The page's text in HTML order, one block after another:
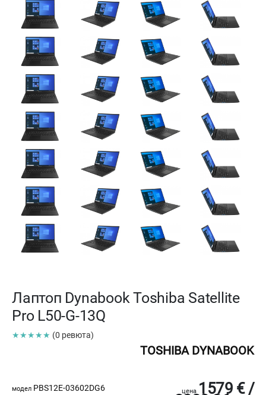
Лаптоп Dynabook Toshiba Satellite
Pro L50-G-13Q
★★★★★ (0 ревюта)
TOSHIBA DYNABOOK
модел PBS12E-03602DG6 цена 1579 € /